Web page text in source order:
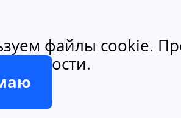
файлы cookie.